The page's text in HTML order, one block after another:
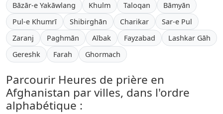
Bāzār-e Yakāwlang
Khulm Taloqan
Bāmyān
Pul-e Khumrī
Shibirghān Charikar
Sar-e Pul
Zaranj
Paghmān Aībak Fayzabad
Lashkar Gāh
Gereshk
Farah Ghormach
Parcourir Heures de prière en
Afghanistan par villes, dans l'ordre
alphabétique :